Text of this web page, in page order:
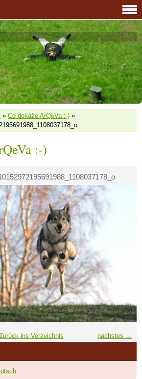
» Co dokáže ArQeVa :-) »
:-)
nächstes →
ins Verzeichnis